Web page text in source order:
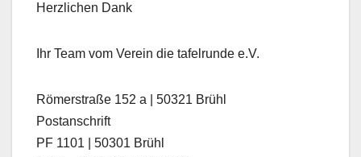
Herzlichen Dank
Ihr Team vom Verein die tafelrunde e.V.
Römerstraße 152 a | 50321 Brühl
Postanschrift
PF 1101 | 50301 Brühl